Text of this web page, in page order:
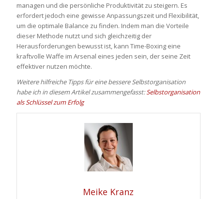
managen und die persönliche Produktivität zu steigern. Es
erfordert jedoch eine gewisse Anpassungszeit und Flexibilität,
um die optimale Balance zu finden. Indem man die Vorteile
dieser Methode nutzt und sich gleichzeitig der
Herausforderungen bewusst ist, kann Time-Boxing eine
kraftvolle Waffe im Arsenal eines jeden sein, der seine Zeit
effektiver nutzen möchte.
Weitere hilfreiche Tipps für eine bessere Selbstorganisation
habe ich in diesem Artikel zusammengefasst:Selbstorganisation
als Schlüssel zum Erfolg
Meike Kranz